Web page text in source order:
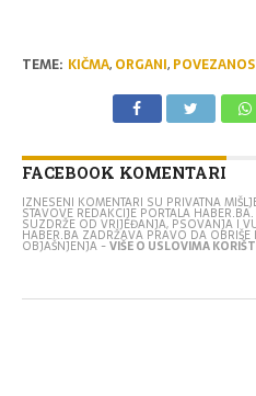
TEME: KIČMA, ORGANI,
FACEBOOK KOMENTARI
IZNESENI KOMENTARI SU PRIVATNA
STAVOVE REDAKCIJE PORTALA
SUZDRŽE OD VRIJEĐANJA, PSOVANJA I
HABER.BA ZADRŽAVA PRAVO DA
OBJAŠNJENJA -VIŠE O USLOVIMA